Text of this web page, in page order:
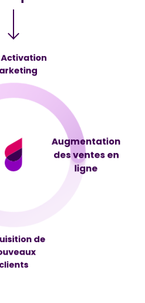
Augmentation
des ventes en
ligne
de
clients